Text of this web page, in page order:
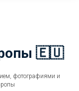
🇪🇺
фотографиями и